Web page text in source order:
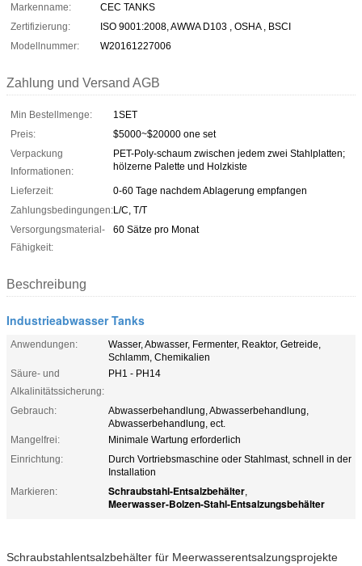
Markenname:
CEC TANKS
Zertifizierung:
ISO 9001:2008, AWWA D103 , OSHA , BSCI
Modellnummer:
W20161227006
Zahlung und Versand AGB
Min Bestellmenge:
1SET
Preis:
$5000~$20000 one set
Verpackung
Informationen:
PET-Poly-schaum zwischen jedem zwei Stahlplatten;
hölzerne Palette und Holzkiste
Lieferzeit:
0-60 Tage nachdem Ablagerung empfangen
Zahlungsbedingungen:L/C, T/T
Versorgungsmaterial-
Fähigkeit:
60 Sätze pro Monat
Beschreibung
Industrieabwasser Tanks
Anwendungen:
Wasser, Abwasser, Fermenter, Reaktor, Getreide,
Schlamm, Chemikalien
Säure- und
Alkalinitätssicherung:
PH1 - PH14
Gebrauch:
Abwasserbehandlung, Abwasserbehandlung,
Abwasserbehandlung, ect.
Mangelfrei:
Minimale Wartung erforderlich
Einrichtung:
Durch Vortriebsmaschine oder Stahlmast, schnell in der
Installation
Markieren:
Schraubstahl-Entsalzbehälter,
Meerwasser-Bolzen-Stahl-Entsalzungsbehälter
Schraubstahlentsalzbehälter für Meerwasserentsalzungsprojekte